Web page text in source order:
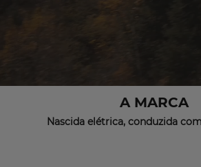
A MARCA
Nascida elétrica, conduzida